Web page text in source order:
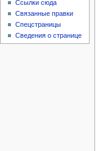
Ссылки сюда
Связанные правки
Спецстраницы
Сведения о странице